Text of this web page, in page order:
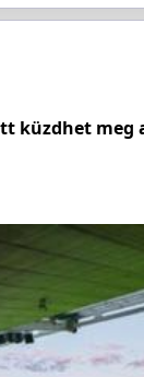
küzdhet meg